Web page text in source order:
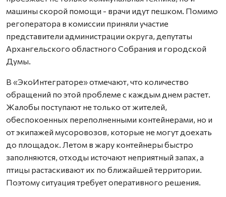
машины скорой помощи - врачи идут пешком. Помимо
регоператора в комиссии приняли участие
представители администрации округа, депутаты
Архангельского областного Собрания и городской
Думы.
В «ЭкоИнтеграторе» отмечают, что количество
обращений по этой проблеме с каждым днем растет.
Жалобы поступают не только от жителей,
обеспокоенных переполненными контейнерами, но и
от экипажей мусоровозов, которые не могут доехать
до площадок. Летом в жару контейнеры быстро
заполняются, отходы источают неприятный запах, а
птицы растаскивают их по ближайшей территории.
Поэтому ситуация требует оперативного решения.